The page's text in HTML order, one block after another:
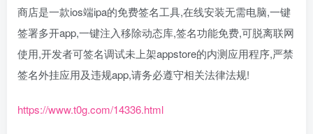
商店是一款ios端ipa的免费签名工具,在线安装无需电脑,一键
签署多开app,一键注入移除动态库,签名功能免费,可脱离联网
使用,开发者可签名调试未上架appstore的内测应用程序,严禁
签名外挂应用及违规app,请务必遵守相关法律法规!
https://www.t0g.com/14336.html